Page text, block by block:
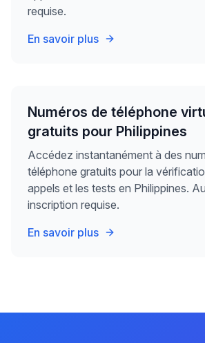
requise.
En savoir plus
Numéros de téléphone
gratuits pour Philippines
Accédez instantanément à des
téléphone gratuits pour la
appels et les tests en Philippines.
inscription requise.
En savoir plus